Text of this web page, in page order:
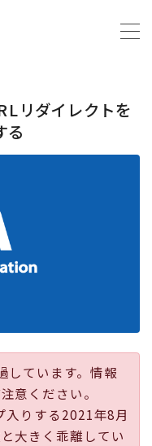
リダイレクトを
しています。情報
意ください。
入りする2021年8月
大きく乖離してい